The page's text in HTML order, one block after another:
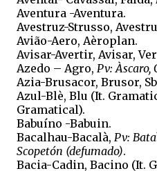
Aventura -Aventura.
Avestruz-Strusso,
Avião-Aero, Aèroplan.
Avisar-Avertir, Avisar,
Azedo – Agro, Pv: Àscaro,
Azia-Brusacor, Brusor,
Azul-Blè, Blu (It.
Gramatical).
Babuíno -Babuin.
Bacalhau-Bacalà, Pv:
Scopetón (defumado).
Bacia-Cadin, Bacino (It.